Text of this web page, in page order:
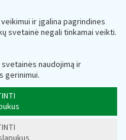
ir įgalina pagrindines
svetainė negali tinkamai veikti.
naudojimą ir
gerinimui.